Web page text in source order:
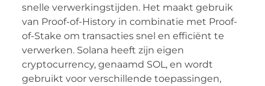
snelle verwerkingstijden. Het maakt gebruik
van Proof-of-History in combinatie met Proof-
of-Stake om transacties snel en efficiënt te
verwerken. Solana heeft zijn eigen
cryptocurrency, genaamd SOL, en wordt
gebruikt voor verschillende toepassingen,